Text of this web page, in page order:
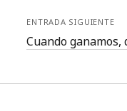
ENTRADA SIGUIENTE
Cuando